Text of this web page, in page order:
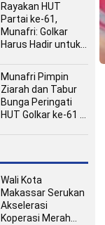
Rayakan HUT
Partai ke-61,
Munafri: Golkar
Harus Hadir untuk
Munafri Pimpin
Ziarah dan Tabur
Bunga Peringati
HUT Golkar ke-61 di
Wali Kota
Makassar Serukan
Akselerasi
Koperasi Merah